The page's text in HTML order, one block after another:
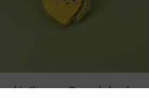
clés Citron - Zeste de bonheur